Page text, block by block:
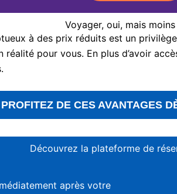
Voyager, oui, mais
à des prix réduits est un
réalité pour vous. En plus d’avoir
PROFITEZ DE CES AVANTAGES
Découvrez la plateforme de
après votre